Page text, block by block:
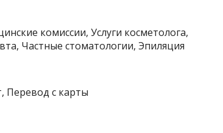
комиссии, Услуги косметолога,
Частные стоматологии, Эпиляция
Перевод с карты